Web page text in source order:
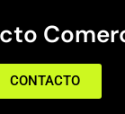
CONTACTO